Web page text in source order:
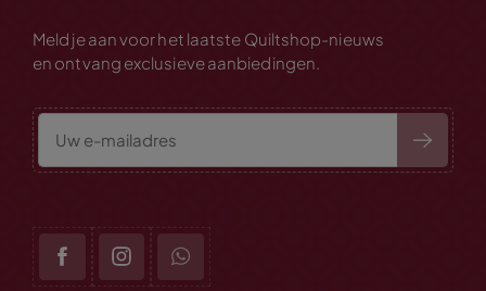
Meld je aan voor het laatste Quiltshop-nieuws
en ontvang exclusieve aanbiedingen.